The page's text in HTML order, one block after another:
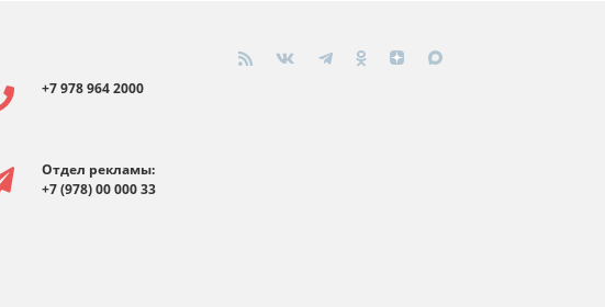
+7 978 964 2000
Отдел рекламы:
+7 (978) 00 000 33